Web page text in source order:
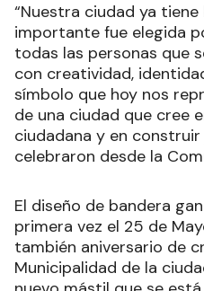
“Nuestra ciudad ya tiene
importante fue elegida
todas las personas que
con creatividad,
símbolo que hoy nos
de una ciudad que cree
ciudadana y en
celebraron desde la
El diseño de bandera
primera vez el 25 de
también aniversario de
Municipalidad de la